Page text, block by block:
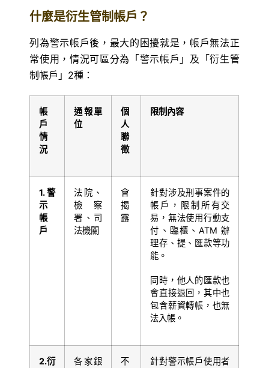
什麼是衍生管制帳戶？
列為警示帳戶後，最大的困擾就是，帳戶無法正
常使用，情況可區分為「警示帳戶」及「衍生管
制帳戶」2種：
帳
戶
情
況
通報單
位
個
人
聯
徵
限制內容
1.警
示
帳
戶
法院、
檢察
署、司
法機關
會
揭
露
針對涉及刑事案件的
帳戶，限制所有交
易，無法使用行動支
付、臨櫃、ATM 辦
理存、提、匯款等功
能。
同時，他人的匯款也
會直接退回，其中也
包含薪資轉帳，也無
法入帳。
2.衍
各家銀
不
針對警示帳戶使用者